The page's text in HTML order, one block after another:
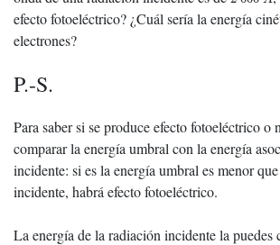
efecto fotoeléctrico? ¿Cuál sería la energía
electrones?
P.-S.
Para saber si se produce efecto fotoeléctrico o
comparar la energía umbral con la energía
incidente: si es la energía umbral es menor
incidente, habrá efecto fotoeléctrico.
La energía de la radiación incidente la puedes